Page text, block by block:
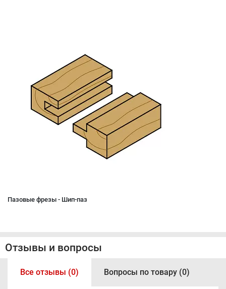
Пазовые фрезы - Шип-паз
Отзывы и вопросы
Все отзывы (0) Вопросы по товару (0)